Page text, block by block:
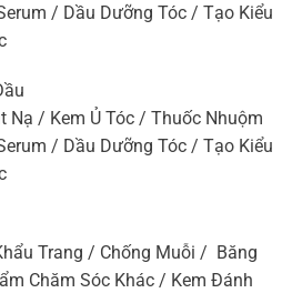
/ Dầu Dưỡng Tóc / Tạo Kiểu
Nạ / Kem Ủ Tóc / Thuốc Nhuộm
/ Dầu Dưỡng Tóc / Tạo Kiểu
Trang / Chống Muỗi / Băng
Chăm Sóc Khác / Kem Đánh